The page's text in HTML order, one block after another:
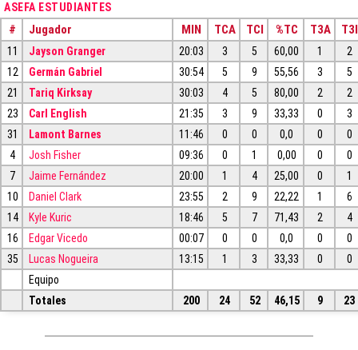
ASEFA ESTUDIANTES
# Jugador MIN TCA TCI %TC T3A T3I
11 Jayson Granger 20:03 3 5 60,00 1
2
12
Germán Gabriel 30:54 5 9 55,56 3
5
21
Tariq Kirksay 30:03 4 5 80,00 2
2
23
Carl English 21:35 3 9 33,33 0
3
31
Lamont Barnes 11:46 0 0 0,0 0
0
4
Josh Fisher 09:36 0 1 0,00 0
0
7
Jaime Fernández 20:00 1 4 25,00 0
1
10
Daniel Clark 23:55 2 9 22,22 1
6
14
Kyle Kuric 18:46 5 7 71,43 2
4
16
Edgar Vicedo 00:07 0 0 0,0 0
0
35
Lucas Nogueira 13:15 1 3 33,33 0
0
Equipo
Totales
200 24 52 46,15 9 23